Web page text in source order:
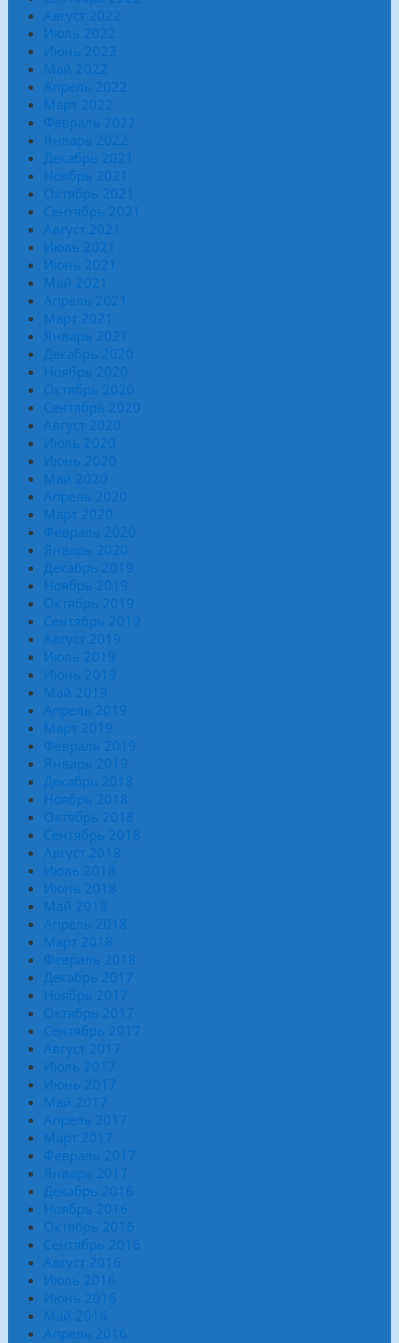
Август 2022
Июль 2022
Июнь 2022
Май 2022
Апрель 2022
Март 2022
Февраль 2022
Январь 2022
Декабрь 2021
Ноябрь 2021
Октябрь 2021
Сентябрь 2021
Август 2021
Июль 2021
Июнь 2021
Май 2021
Апрель 2021
Март 2021
Январь 2021
Декабрь 2020
Ноябрь 2020
Октябрь 2020
Сентябрь 2020
Август 2020
Июль 2020
Июнь 2020
Май 2020
Апрель 2020
Март 2020
Февраль 2020
Январь 2020
Декабрь 2019
Ноябрь 2019
Октябрь 2019
Сентябрь 2019
Август 2019
Июль 2019
Июнь 2019
Май 2019
Апрель 2019
Март 2019
Февраль 2019
Январь 2019
Декабрь 2018
Ноябрь 2018
Октябрь 2018
Сентябрь 2018
Август 2018
Июль 2018
Июнь 2018
Май 2018
Апрель 2018
Март 2018
Февраль 2018
Декабрь 2017
Ноябрь 2017
Октябрь 2017
Сентябрь 2017
Август 2017
Июль 2017
Июнь 2017
Май 2017
Апрель 2017
Март 2017
Февраль 2017
Январь 2017
Декабрь 2016
Ноябрь 2016
Октябрь 2016
Сентябрь 2016
Август 2016
Июль 2016
Июнь 2016
Май 2016
Апрель 2016